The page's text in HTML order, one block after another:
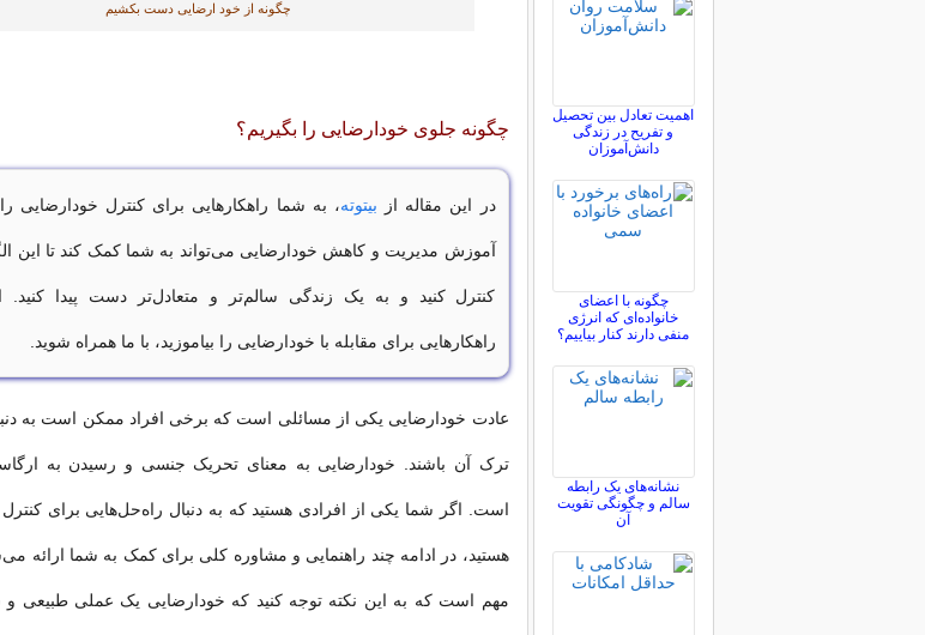
چگونه از خود ارضایی دست بکشیم
چگونه جلوی خودارضایی را بگیریم؟
در این مقاله از بیتوته، به شما راهکارهایی برای کنترل خودارضایی
آموزش مدیریت و کاهش خودارضایی می‌تواند به شما کمک کند تا این
کنترل کنید و به یک زندگی سالم‌تر و متعادل‌تر دست پیدا کنید.
راهکارهایی برای مقابله با خودارضایی را بیاموزید، با ما همراه شوید.
عادت خودارضایی یکی از مسائلی است که برخی افراد ممکن است به
ترک آن باشند. خودارضایی به معنای تحریک جنسی و رسیدن به
است. اگر شما یکی از افرادی هستید که به دنبال راه‌حل‌هایی برای
هستید، در ادامه چند راهنمایی و مشاوره کلی برای کمک به شما ارائه
مهم است که به این نکته توجه کنید که خودارضایی یک عملی طبیعی
اهمیت تعادل بین تحصیل
و تفریح در زندگی
دانش‌آموزان
چگونه با اعضای
خانواده‌ای که انرژی
منفی دارند کنار بیاییم؟
نشانه‌های یک رابطه
سالم و چگونگی تقویت
آن